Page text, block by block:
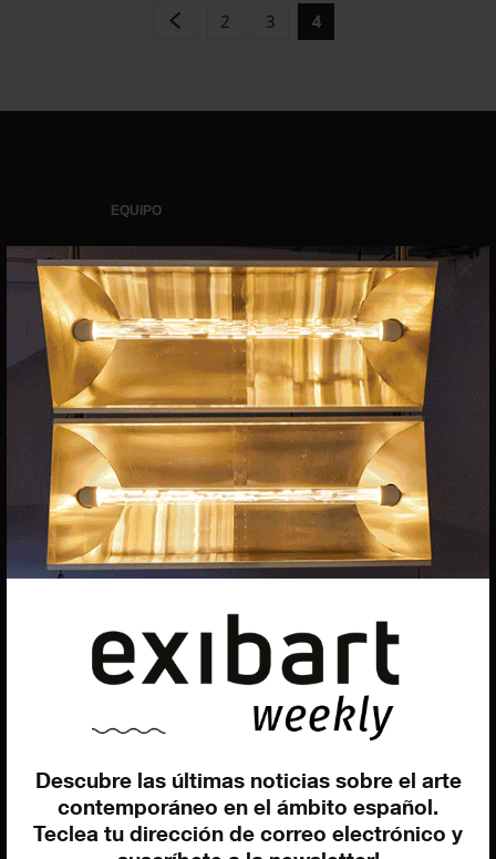
Descubre las últimas noticias sobre el arte
contemporáneo en el ámbito español.
Teclea tu dirección de correo electrónico y
×
2 3 4
EQUIPO
Dirección general
Uros Gorgone
Federico Pazzagli
Dirección exibart.es
Carolina Ciuti
Administración
Evelyn Parretti
Marketing
Francesca Grismondi
Programación y diseño web
Giovanni Costante
Marcello Moi
EXIBART SPAIN, S.L.U.
AVINGUDA ROMA, 12
08015 BARCELONA
CIF: B06956841